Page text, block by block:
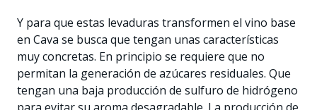
Y para que estas levaduras transformen el vino base
en Cava se busca que tengan unas características
muy concretas. En principio se requiere que no
permitan la generación de azúcares residuales. Que
tengan una baja producción de sulfuro de hidrógeno